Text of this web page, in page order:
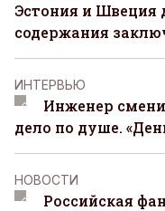
Эстония и Швеция
содержания
ИНТЕРВЬЮ
Инженер
дело по душе.
НОВОСТИ
Российская